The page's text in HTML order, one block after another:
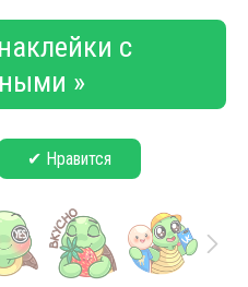
с
»
✔ Нравится